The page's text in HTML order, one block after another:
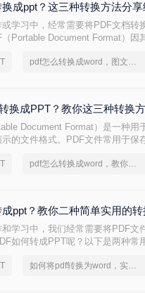
成ppt？这三种转换方法分享
学习中，经常需要将PDF文档
（Portable Document Format）因
转换为PPT的高效方法，帮助您
pdf怎么转换成word，图文教程分享
换成PPT？教你这三种转换方
Document Format）是一种
示的文件格式。PDF文件常用于保
，以帮助您将PDF文件转换为PPT
pdf怎么转换成word，教你一个方法
成ppt？教你二种简单实用的
学习中，我们经常需要将PDF
如何转成PPT呢？以下是两种常
如何将pdf转换为word，实用的方法来了